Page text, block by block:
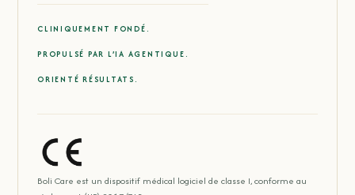
CLINIQUEMENT FONDÉ.
PROPULSÉ PAR L’IA AGENTIQUE.
ORIENTÉ RÉSULTATS.
Boli Care est un dispositif médical logiciel de classe I, conforme au